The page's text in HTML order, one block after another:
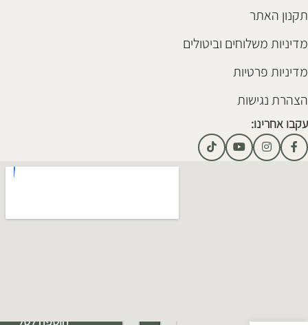
תקנון האתר
מדיניות משלוחים וביטולים
מדיניות פרטיות
הצהרת נגישות
עקבו אחרינו:
הוספה לסל